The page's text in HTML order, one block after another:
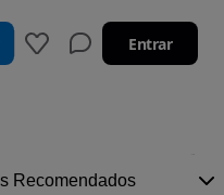
Entrar